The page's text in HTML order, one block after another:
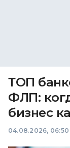
ТОП
ФЛП:
бизнес
04.08.2026, 06:50